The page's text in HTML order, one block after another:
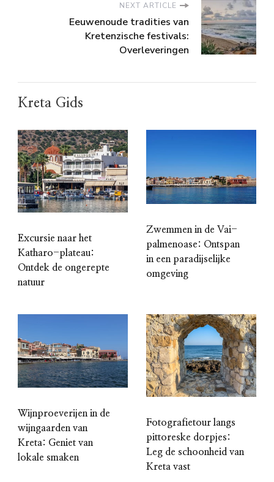
NEXT ARTICLE
Eeuwenoude tradities van
Kretenzische festivals:
Overleveringen
Kreta Gids
Excursie naar het
Katharo-plateau:
Ontdek de ongerepte
natuur
Zwemmen in de Vai-
palmenoase: Ontspan
in een paradijselijke
omgeving
Wijnproeverijen in de
wijngaarden van
Kreta: Geniet van
lokale smaken
Fotografietour langs
pittoreske dorpjes:
Leg de schoonheid van
Kreta vast